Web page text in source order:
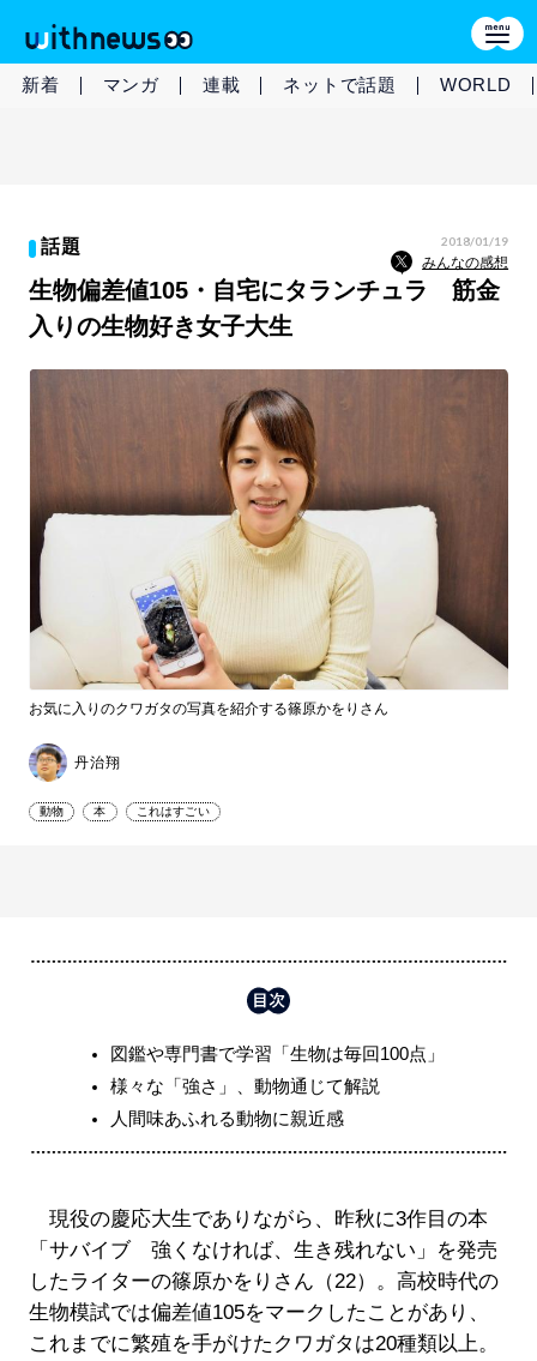
新着 マンガ 連載 ネットで話題 WORLD
話題 2018/01/19
みんなの感想
生物偏差値105・自宅にタランチュラ 筋金
入りの生物好き女子大生
お気に入りのクワガタの写真を紹介する篠原かをりさん
丹治翔
動物 本 これはすごい
図鑑や専門書で学習「生物は毎回100点」
様々な「強さ」、動物通じて解説
人間味あふれる動物に親近感
現役の慶応大生でありながら、昨秋に3作目の本
「サバイブ 強くなければ、生き残れない」を発売
したライターの篠原かをりさん（22）。高校時代の
生物模試では偏差値105をマークしたことがあり、
これまでに繁殖を手がけたクワガタは20種類以上。